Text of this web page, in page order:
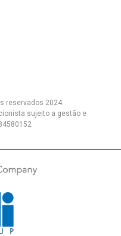
reservados 2024.
sujeito a gestão e